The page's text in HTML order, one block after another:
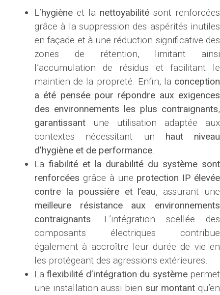
L’hygiène et la nettoyabilité sont renforcées
grâce à la suppression des aspérités inutiles
en façade et à une réduction significative des
zones de rétention, limitant ainsi
l’accumulation de résidus et facilitant le
maintien de la propreté. Enfin, la conception
a été pensée pour répondre aux exigences
des environnements les plus contraignants,
garantissant une utilisation adaptée aux
contextes nécessitant un haut niveau
d’hygiène et de performance.
La fiabilité et la durabilité du système sont
renforcées grâce à une protection IP élevée
contre la poussière et l’eau, assurant une
meilleure résistance aux environnements
contraignants. L’intégration scellée des
composants électriques contribue
également à accroître leur durée de vie en
les protégeant des agressions extérieures.
Laflexibilité d’intégration du systèmepermet
une installation aussi bien sur montant qu’en